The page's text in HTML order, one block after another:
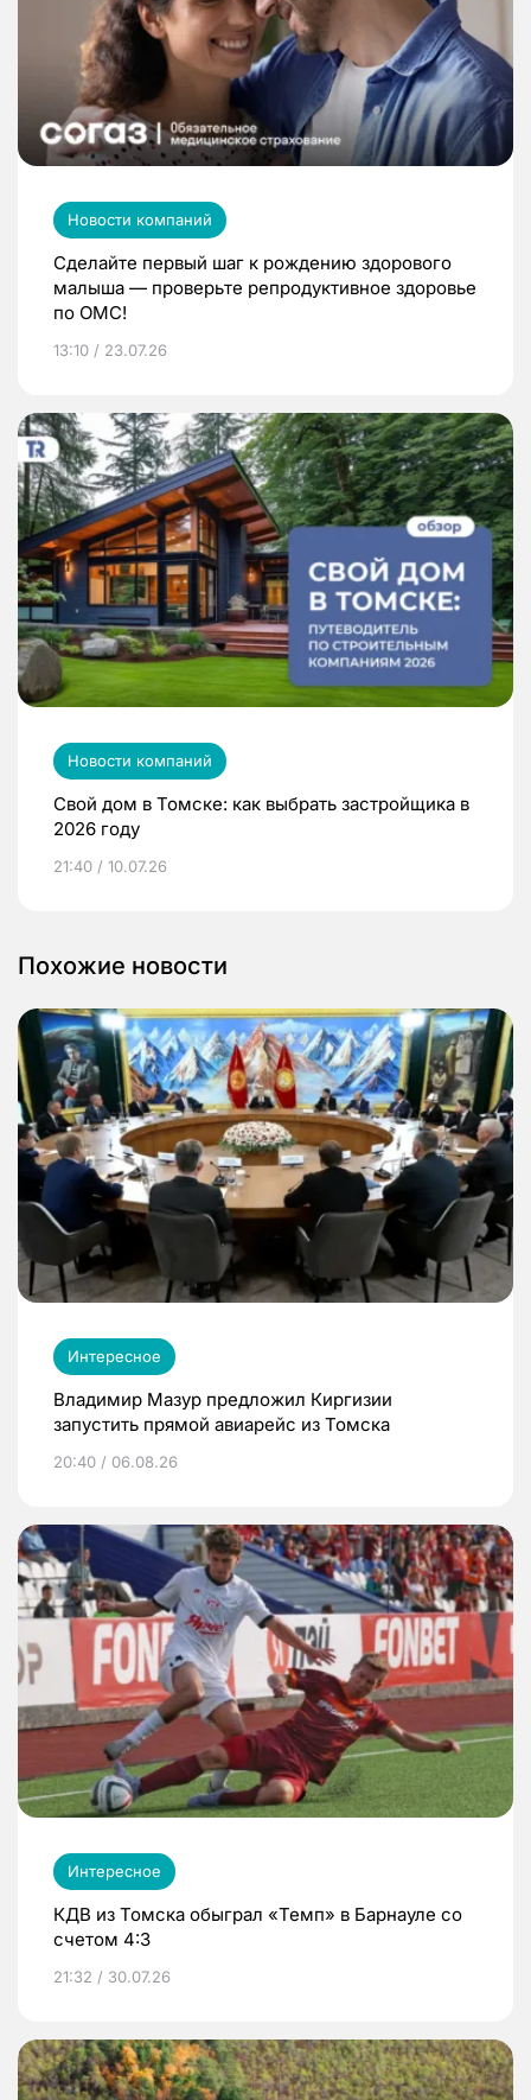
Новости компаний
Сделайте первый шаг к рождению здорового
малыша — проверьте репродуктивное здоровье
по ОМС!
13:10 / 23.07.26
Новости компаний
Свой дом в Томске: как выбрать застройщика в
2026 году
21:40 / 10.07.26
Похожие новости
Интересное
Владимир Мазур предложил Киргизии
запустить прямой авиарейс из Томска
20:40 / 06.08.26
Интересное
КДВ из Томска обыграл «Темп» в Барнауле со
счетом 4:3
21:32 / 30.07.26